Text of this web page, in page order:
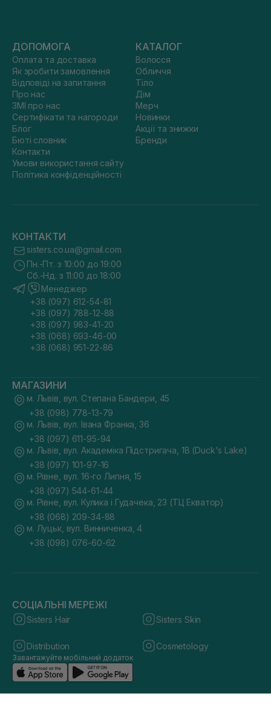
ДОПОМОГА
Оплата та доставка
Як зробити замовлення
Відповіді на запитання
Про нас
ЗМІ про нас
Сертифікати та нагороди
Блог
Бюті словник
Контакти
Умови використання сайту
Політика конфіденційності
КАТАЛОГ
Волосся
Обличчя
Тіло
Дім
Мерч
Новинки
Акції та знижки
Бренди
КОНТАКТИ
sisters.co.ua@gmail.com
Пн.-Пт. з 10:00 до 19:00
Сб.-Нд. з 11:00 до 18:00
Менеджер
+38 (097) 612-54-81
+38 (097) 788-12-88
+38 (097) 983-41-20
+38 (068) 693-46-00
+38 (068) 951-22-86
МАГАЗИНИ
м. Львів, вул. Степана Бандери, 45
+38 (098) 778-13-79
м. Львів, вул. Івана Франка, 36
+38 (097) 611-95-94
м. Львів, вул. Академіка Підстригача, 1В (Duck's Lake)
+38 (097) 101-97-16
м. Рівне, вул. 16-го Липня, 15
+38 (097) 544-61-44
м. Рівне, вул. Кулика і Гудачека, 23 (ТЦ Екватор)
+38 (068) 209-34-88
м. Луцьк, вул. Винниченка, 4
+38 (098) 076-60-62
СОЦІАЛЬНІ МЕРЕЖІ
Sisters Hair Sisters Skin
Distribution Cosmetology
Завантажуйте мобільний додаток